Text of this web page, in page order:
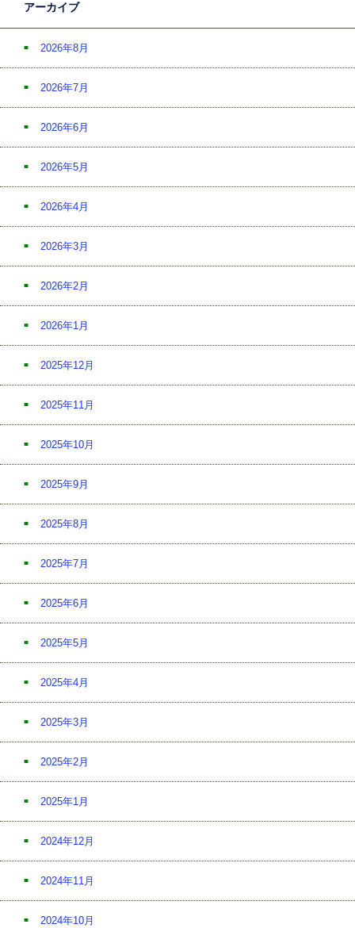
アーカイブ
2026年8月
2026年7月
2026年6月
2026年5月
2026年4月
2026年3月
2026年2月
2026年1月
2025年12月
2025年11月
2025年10月
2025年9月
2025年8月
2025年7月
2025年6月
2025年5月
2025年4月
2025年3月
2025年2月
2025年1月
2024年12月
2024年11月
2024年10月